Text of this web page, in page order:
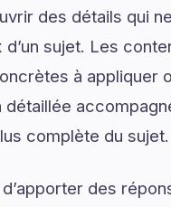
des détails qui
sujet. Les
à appliquer
complète du sujet.
des